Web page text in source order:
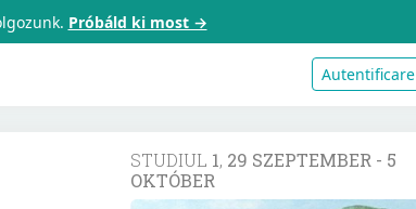
Próbáld ki most →
Autentificare
STUDIUL 1, 29 SZEPTEMBER - 5
OKTÓBER